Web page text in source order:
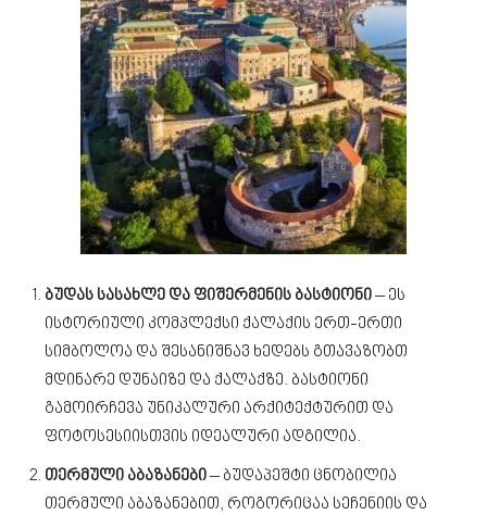
ბუდას სასახლე და ფიშერმენის ბასტიონი– ეს
ისტორიული კომპლექსი ქალაქის ერთ-ერთი
სიმბოლოა და შესანიშნავ ხედებს გთავაზობთ
მდინარე დუნაიზე და ქალაქზე. ბასტიონი
გამოირჩევა უნიკალური არქიტექტურით და
ფოტოსესიისთვის იდეალური ადგილია.
თერმული აბაზანები– ბუდაპეშტი ცნობილია
თერმული აბაზანებით, როგორიცაა სეჩენიის და